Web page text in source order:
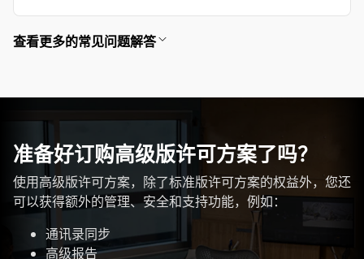
查看更多的常见问题解答
准备好订购高级版许可方案了吗？
使用高级版许可方案，除了标准版许可方案的权益外，您还
可以获得额外的管理、安全和支持功能，例如：
通讯录同步
高级报告